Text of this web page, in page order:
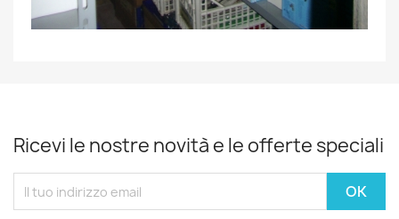
Ricevi le nostre novità e le offerte speciali